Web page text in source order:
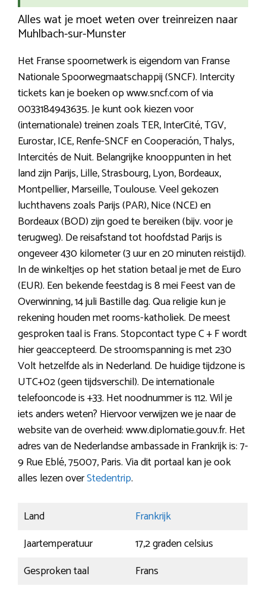
Alles wat je moet weten over treinreizen naar
Muhlbach-sur-Munster
Het Franse spoornetwerk is eigendom van Franse
Nationale Spoorwegmaatschappij (SNCF). Intercity
tickets kan je boeken op www.sncf.com of via
0033184943635. Je kunt ook kiezen voor
(internationale) treinen zoals TER, InterCité, TGV,
Eurostar, ICE, Renfe-SNCF en Cooperación, Thalys,
Intercités de Nuit. Belangrijke knooppunten in het
land zijn Parijs, Lille, Strasbourg, Lyon, Bordeaux,
Montpellier, Marseille, Toulouse. Veel gekozen
luchthavens zoals Parijs (PAR), Nice (NCE) en
Bordeaux (BOD) zijn goed te bereiken (bijv. voor je
terugweg). De reisafstand tot hoofdstad Parijs is
ongeveer 430 kilometer (3 uur en 20 minuten reistijd).
In de winkeltjes op het station betaal je met de Euro
(EUR). Een bekende feestdag is 8 mei Feest van de
Overwinning, 14 juli Bastille dag. Qua religie kun je
rekening houden met rooms-katholiek. De meest
gesproken taal is Frans. Stopcontact type C + F wordt
hier geaccepteerd. De stroomspanning is met 230
Volt hetzelfde als in Nederland. De huidige tijdzone is
UTC+02 (geen tijdsverschil). De internationale
telefooncode is +33. Het noodnummer is 112. Wil je
iets anders weten? Hiervoor verwijzen we je naar de
website van de overheid: www.diplomatie.gouv.fr. Het
adres van de Nederlandse ambassade in Frankrijk is: 7-
9 Rue Eblé, 75007, Paris. Via dit portaal kan je ook
alles lezen overStedentrip.
Land
Frankrijk
Jaartemperatuur
17,2 graden celsius
Gesproken taal
Frans